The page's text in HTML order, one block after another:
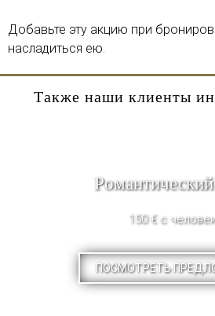
Добавьте эту акцию при
насладиться ею.
Также наши клиенты
150 € с
ПОСМОТРЕТЬ